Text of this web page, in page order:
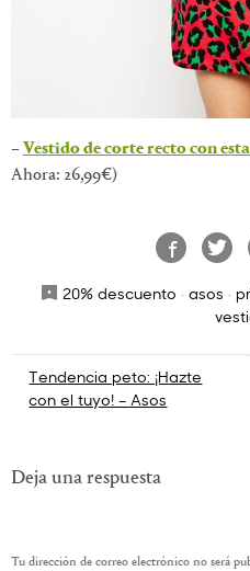
– Vestido de corte recto con
Ahora: 26,99€)
20% descuento · asos ·
Navegación
de
Tendencia peto: ¡Hazte
con el tuyo! – Asos
Deja una respuesta
Tu dirección de correo electrónico no será